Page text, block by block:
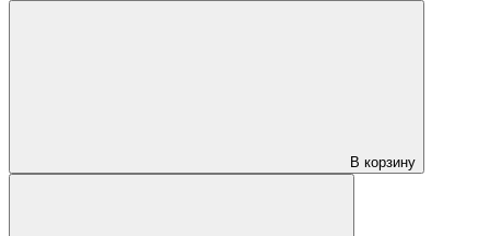
В корзину